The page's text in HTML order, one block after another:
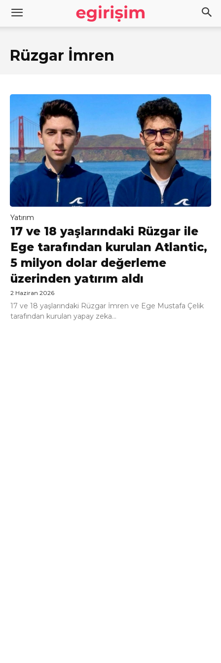
Rüzgar İmren
Yatırım
17 ve 18 yaşlarındaki Rüzgar ile
Ege tarafından kurulan Atlantic,
5 milyon dolar değerleme
üzerinden yatırım aldı
2 Haziran 2026
17 ve 18 yaşlarındaki Rüzgar İmren ve Ege Mustafa Çelik
tarafından kurulan yapay zeka...